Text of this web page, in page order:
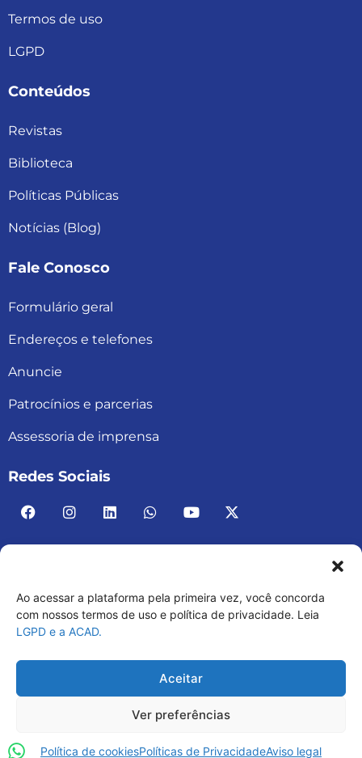
Ao acessar a plataforma pela primeira vez, você concorda
com nossos termos de uso e política de privacidade. Leia
LGPD e a ACAD.
Aceitar
Ver preferências
Política de cookiesPolíticas de PrivacidadeAviso legal
Termos de uso
LGPD
Conteúdos
Revistas
Biblioteca
Políticas Públicas
Notícias (Blog)
Fale Conosco
Formulário geral
Endereços e telefones
Anuncie
Patrocínios e parcerias
Assessoria de imprensa
Redes Sociais
ACAD BRASIL – ASSOCIAÇÃO BRASILEIRA DE